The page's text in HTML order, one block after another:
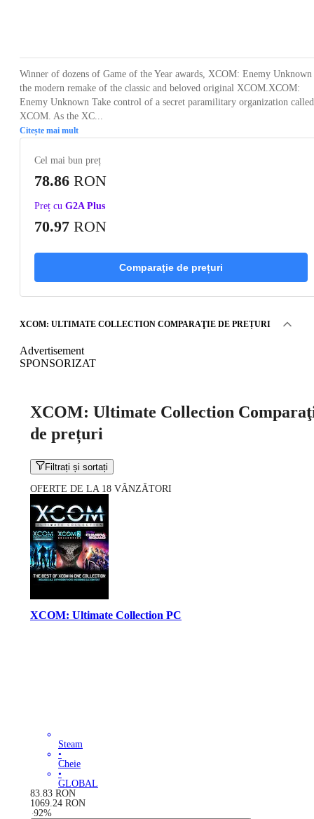
Winner of dozens of Game of the Year awards, XCOM: Enemy Unknown
the modern remake of the classic and beloved original XCOM.XCOM:
Enemy Unknown Take control of a secret paramilitary organization called
XCOM. As the XC...
Citește mai mult
Cel mai bun preț
78.86 RON
Preț cu G2A Plus
70.97 RON
Comparaţie de prețuri
XCOM: ULTIMATE COLLECTION COMPARAŢIE DE PREȚURI
Advertisement
SPONSORIZAT
XCOM: Ultimate Collection
de prețuri
Filtrați și sortați
OFERTE DE LA 18 VÂNZĂTORI
XCOM: Ultimate Collection PC
Steam
•
Cheie
•
GLOBAL
83.83 RON
1069.24 RON
-92%